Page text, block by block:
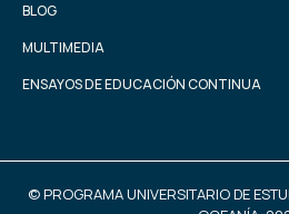
BLOG
MULTIMEDIA
ENSAYOS DE EDUCACIÓN CONTINUA
© PROGRAMA UNIVERSITARIO DE